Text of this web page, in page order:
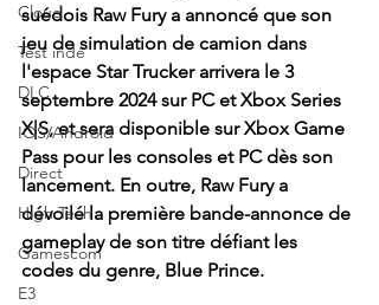
Cloud
Test indé
DLC
IOS/Android
Direct
High Tech
Gamescom
E3
suédois Raw Fury a annoncé que son
jeu de simulation de camion dans
l'espace Star Trucker arrivera le 3
septembre 2024 sur PC et Xbox Series
X|S, et sera disponible sur Xbox Game
Pass pour les consoles et PC dès son
lancement. En outre, Raw Fury a
dévoilé la première bande-annonce de
gameplay de son titre défiant les
codes du genre, Blue Prince.